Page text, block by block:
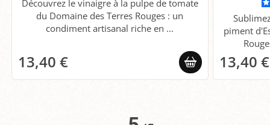
Découvrez le vinaigre à la pulpe de tomate
du Domaine des Terres Rouges : un
condiment artisanal riche en ...
13,40 €
piment
13,40 €